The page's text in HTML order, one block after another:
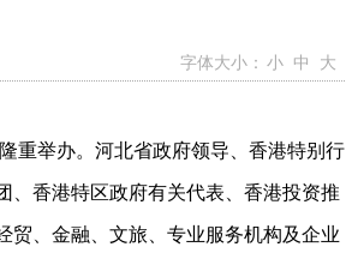
字体大小： 小 中 大
重举办。河北省政府领导、香港特别行
、香港特区政府有关代表、香港投资推
贸、金融、文旅、专业服务机构及企业